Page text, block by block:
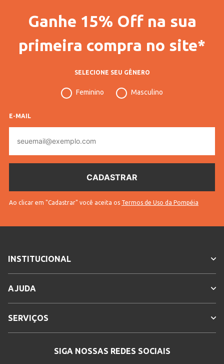
Ganhe 15% Off na sua
primeira compra no site*
SELECIONE SEU GÊNERO
Feminino Masculino
E-MAIL
mail
Ao clicar em "Cadastrar" você aceita os Termos de Uso da Pompéia
INSTITUCIONAL
AJUDA
SERVIÇOS
SIGA NOSSAS REDES SOCIAIS